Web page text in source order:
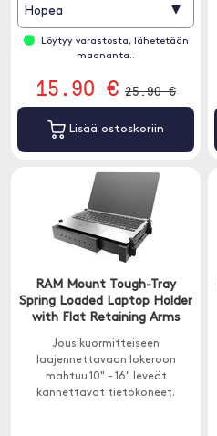
Hopea ▾
Löytyy varastosta, lähetetään
maananta..
15.90 € 25.90 €
Lisää ostoskoriin
RAM Mount Tough-Tray
Spring Loaded Laptop Holder
with Flat Retaining Arms
Jousikuormitteiseen
laajennettavaan lokeroon
mahtuu 10" - 16" leveät
kannettavat tietokoneet.